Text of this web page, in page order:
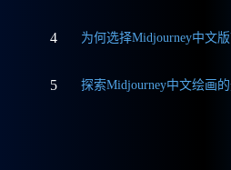
4 为何选择Midjourney中文
5 探索Midjourney中文绘画